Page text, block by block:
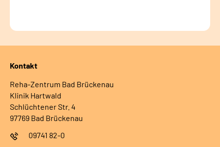
Kontakt
Reha-Zentrum Bad Brückenau
Klinik Hartwald
Schlüchtener Str. 4
97769 Bad Brückenau
09741 82-0